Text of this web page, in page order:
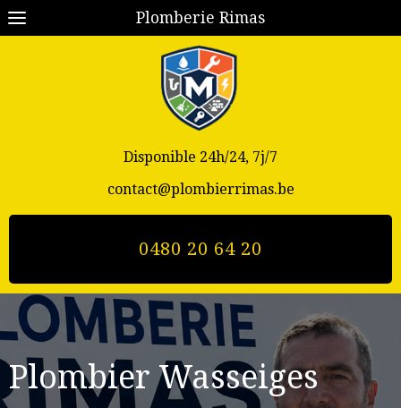
Plomberie Rimas
Disponible 24h/24, 7j/7
contact@plombierrimas.be
0480 20 64 20
Plombier Wasseiges